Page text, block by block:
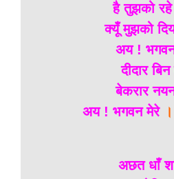
है तुझको रहे
क्यूँ मुझको
अय !
दीदार
बेकरार
अय ! भगवन मेरे
अछत धाँ